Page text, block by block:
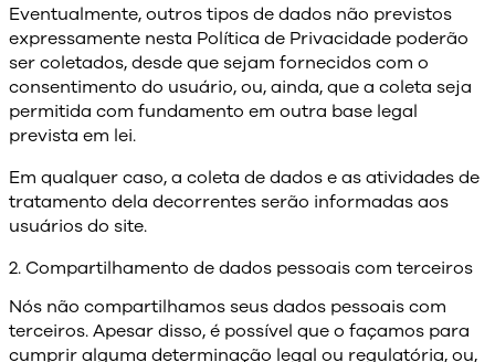
Eventualmente, outros tipos de dados não previstos
expressamente nesta Política de Privacidade poderão
ser coletados, desde que sejam fornecidos com o
consentimento do usuário, ou, ainda, que a coleta seja
permitida com fundamento em outra base legal
prevista em lei.
Em qualquer caso, a coleta de dados e as atividades de
tratamento dela decorrentes serão informadas aos
usuários do site.
2. Compartilhamento de dados pessoais com terceiros
Nós não compartilhamos seus dados pessoais com
terceiros. Apesar disso, é possível que o façamos para
cumprir alguma determinação legal ou regulatória, ou,